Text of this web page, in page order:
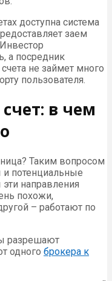
доступна система
заем
а посредник
не займет много
пользователя.
в чем
Таким вопросом
потенциальные
направления
похожи,
– работают по
разрешают
одного брокера к